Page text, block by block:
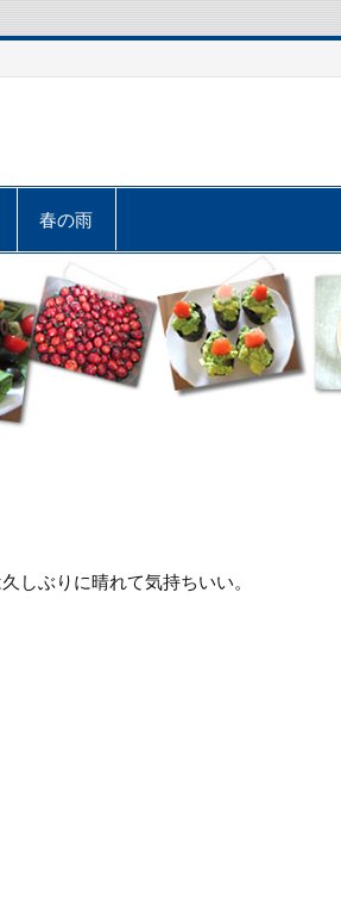
春の雨
しぶりに晴れて気持ちいい。